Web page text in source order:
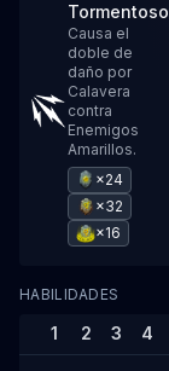
Tormentoso
Causa el
doble de
daño por
Calavera
contra
Enemigos
Amarillos.
×24
×32
×16
HABILIDADES
1 2 3 4